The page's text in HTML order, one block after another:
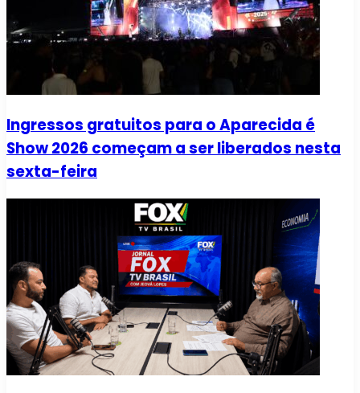
Ingressos gratuitos para o Aparecida é
Show 2026 começam a ser liberados nesta
sexta-feira